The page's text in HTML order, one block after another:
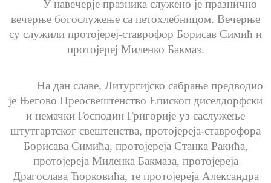
У навечерје празника служено је празнично
вечерње богослужење са петохлебницом. Вечерње
су служили протојереј-ставрофор Борисав Симић и
протојереј Миленко Бакмаз.
На дан славе, Литургијско сабрање предводио
је Његово Преосвештенство Епископ диселдорфски
и немачки Господин Григорије уз саслужење
штутгартског свештенства, протојереја-ставрофора
Борисава Симића, протојереја Станка Ракића,
протојереја Миленка Бакмаза, протојереја
Драгослава Ћорковића, те протојереја Александра